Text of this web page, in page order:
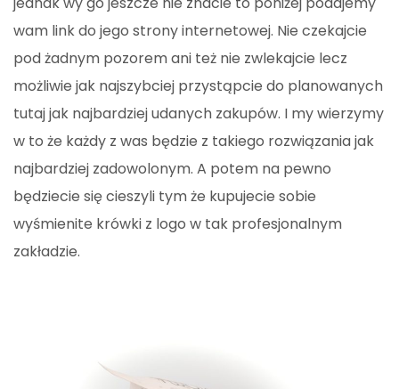
wam link do jego strony internetowej. Nie czekajcie
pod żadnym pozorem ani też nie zwlekajcie lecz
możliwie jak najszybciej przystąpcie do planowanych
tutaj jak najbardziej udanych zakupów. I my wierzymy
w to że każdy z was będzie z takiego rozwiązania jak
najbardziej zadowolonym. A potem na pewno
będziecie się cieszyli tym że kupujecie sobie
wyśmienite krówki z logo w tak profesjonalnym
zakładzie.